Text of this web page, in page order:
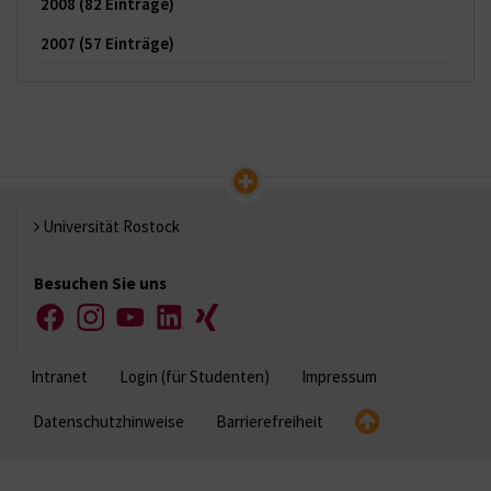
2007 (57 Einträge)
Universität Rostock
Besuchen Sie uns
FacebookInstagramYouTubeLinkedIn
Xing
Intranet Login (für Studenten) Impressum
Datenschutzhinweise Barrierefreiheit